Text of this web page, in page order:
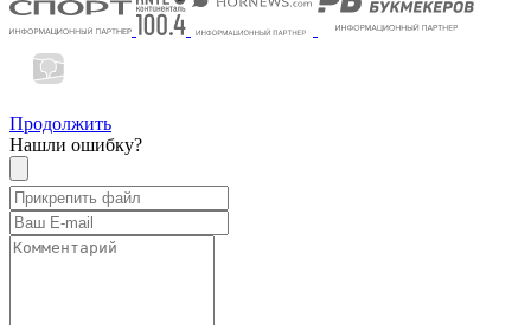
Продолжить
Нашли ошибку?